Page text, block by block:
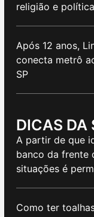
religião e política
Após 12 anos,
conecta metrô
SP
DICAS DA
A partir de que
banco da frente
situações é
Como ter